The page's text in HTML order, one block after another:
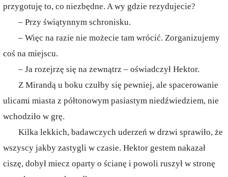
przygotuję to, co niezbędne. A wy gdzie rezydujecie?
– Przy świątynnym schronisku.
– Więc na razie nie możecie tam wrócić. Zorganizujemy
coś na miejscu.
– Ja rozejrzę się na zewnątrz – oświadczył Hektor.
Z Mirandą u boku czułby się pewniej, ale spacerowanie
ulicami miasta z półtonowym pasiastym niedźwiedziem, nie
wchodziło w grę.
Kilka lekkich, badawczych uderzeń w drzwi sprawiło, że
wszyscy jakby zastygli w czasie. Hektor gestem nakazał
ciszę, dobył miecz oparty o ścianę i powoli ruszył w stronę